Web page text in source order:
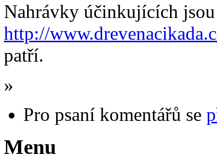
Nahrávky účinkujících
http://
patří.
»
Pro psaní komentářů se
Menu